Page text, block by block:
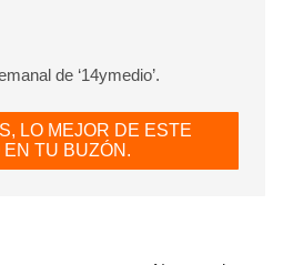
de ‘14ymedio’.
LO MEJOR DE ESTE
EN TU BUZÓN.